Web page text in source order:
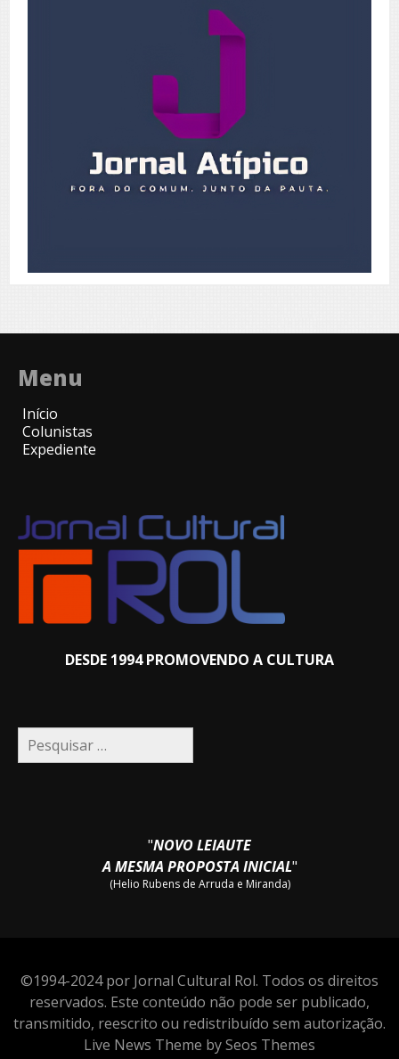
Menu
Início
Colunistas
Expediente
DESDE 1994 PROMOVENDO A CULTURA
Pesquisar
por:
"NOVO LEIAUTE
A MESMA PROPOSTA INICIAL"
(Helio Rubens de Arruda e Miranda)
©1994-2024 por Jornal Cultural Rol. Todos os direitos
reservados. Este conteúdo não pode ser publicado,
transmitido, reescrito ou redistribuído sem autorização.
Live News Theme by Seos Themes